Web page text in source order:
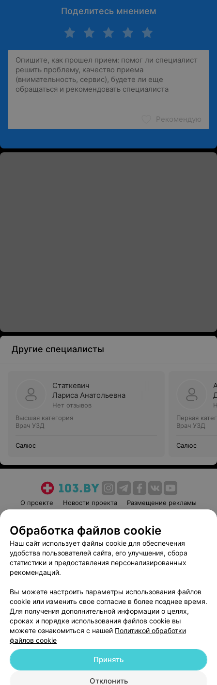
Поделитесь мнением
Рекомендую
Другие специалисты
Статкевич
Лариса Анатольевна
Нет отзывов
Высшая категория
Врач УЗД
Салюс
Первая
Врач УЗД
Салюс
О проекте Новости проекта
Размещение рекламы
Пользовательское соглашение
Способы оплаты
Вакансии
Партнеры
Написать руководителю 103.by
Обработка персональных данных
© 2026 ООО «Артокс Лаб», УНП 191700409
| 220012, Республика Беларусь,
Обработка файлов cookie
Наш сайт использует файлы cookie для обеспечения
удобства пользователей сайта, его улучшения, сбора
статистики и предоставления персонализированных
рекомендаций.
Вы можете настроить параметры использования файлов
cookie или изменить свое согласие в более позднее время.
Для получения дополнительной информации о целях,
сроках и порядке использования файлов cookie вы
можете ознакомиться с нашей Политикой обработки
файлов cookie
Отклонить
Принять